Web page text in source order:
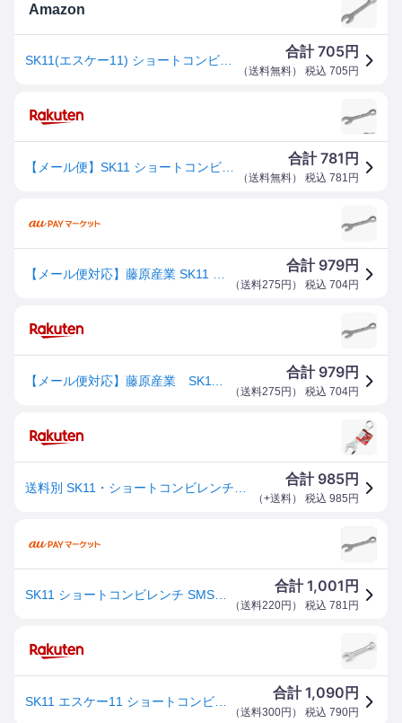
Amazon
合計705円
（送料無料） 税込 705 円
合計781 円
（送料無料） 税込 781 円
合計 979円
（送料275円 ） 税込 704円
合計 979円
（送料275円 ） 税込 704円
合計 985円
（+送料） 税込 985 円
合計1,001 円
（送料220円 ） 税込 781 円
合計1,090 円
（送料300円 ） 税込 790円